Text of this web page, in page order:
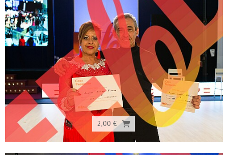
2,00 €